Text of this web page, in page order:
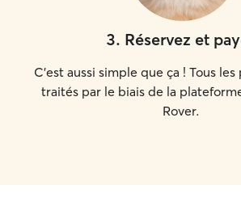
3. Réservez et
C'est aussi simple que ça ! Tous
traités par le biais de la
Rover.